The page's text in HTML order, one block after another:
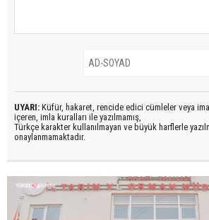
UYARI: Küfür, hakaret, rencide edici cümleler veya
içeren, imla kuralları ile yazılmamış,
Türkçe karakter kullanılmayan ve büyük harflerle
onaylanmamaktadır.